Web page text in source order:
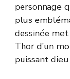
personnage
plus
dessinée
Thor d’un
puissant